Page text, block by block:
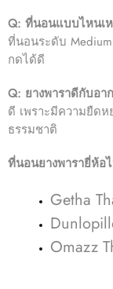
Q: ที่นอนแบบไหนเ
ที่นอนระดับ
กดได้ดี
Q: ยางพาราดีกับอา
ดี เพราะมีความยืด
ธรรมชาติ
ที่นอนยางพารายี่ห้อ
Getha
Omazz